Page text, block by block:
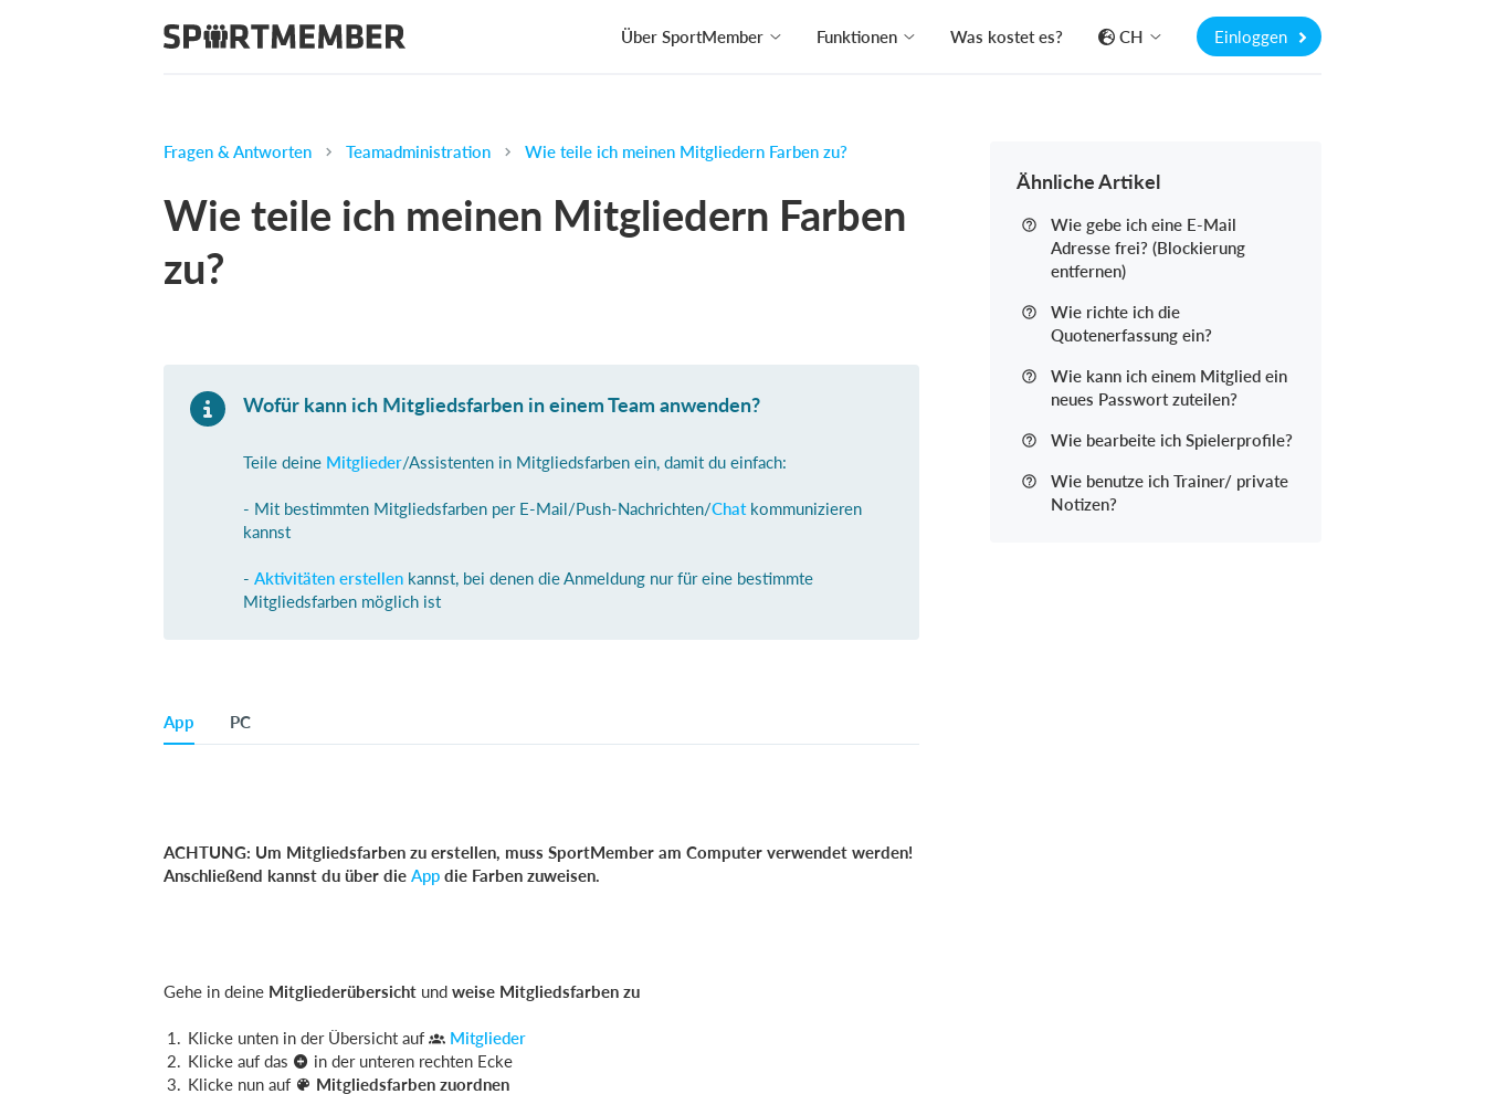
Über SportMember Funktionen Was kostet es? CH Einloggen
Fragen & Antworten Teamadministration Wie teile ich meinen Mitgliedern Farben zu?
Wie teile ich meinen Mitgliedern Farben
zu?
Wofür kann ich Mitgliedsfarben in einem Team anwenden?
Teile deine Mitglieder/Assistenten in Mitgliedsfarben ein, damit du einfach:
- Mit bestimmten Mitgliedsfarben per E-Mail/Push-Nachrichten/Chatkommunizieren
kannst
- Aktivitäten erstellen kannst, bei denen die Anmeldung nur für eine bestimmte
Mitgliedsfarben möglich ist
App PC
ACHTUNG: Um Mitgliedsfarben zu erstellen, muss SportMember am Computer verwendet werden!
Anschließend kannst du über die App die Farben zuweisen.
Gehe in deine Mitgliederübersicht und weise Mitgliedsfarben zu
Klicke unten in der Übersicht auf
Mitglieder
Klicke auf das
in der unteren rechten Ecke
Klicke nun auf
Mitgliedsfarben zuordnen
Ähnliche Artikel
Wie gebe ich eine E-Mail
Adresse frei? (Blockierung
entfernen)
Wie richte ich die
Quotenerfassung ein?
Wie kann ich einem Mitglied ein
neues Passwort zuteilen?
Wie bearbeite ich Spielerprofile?
Wie benutze ich Trainer/ private
Notizen?